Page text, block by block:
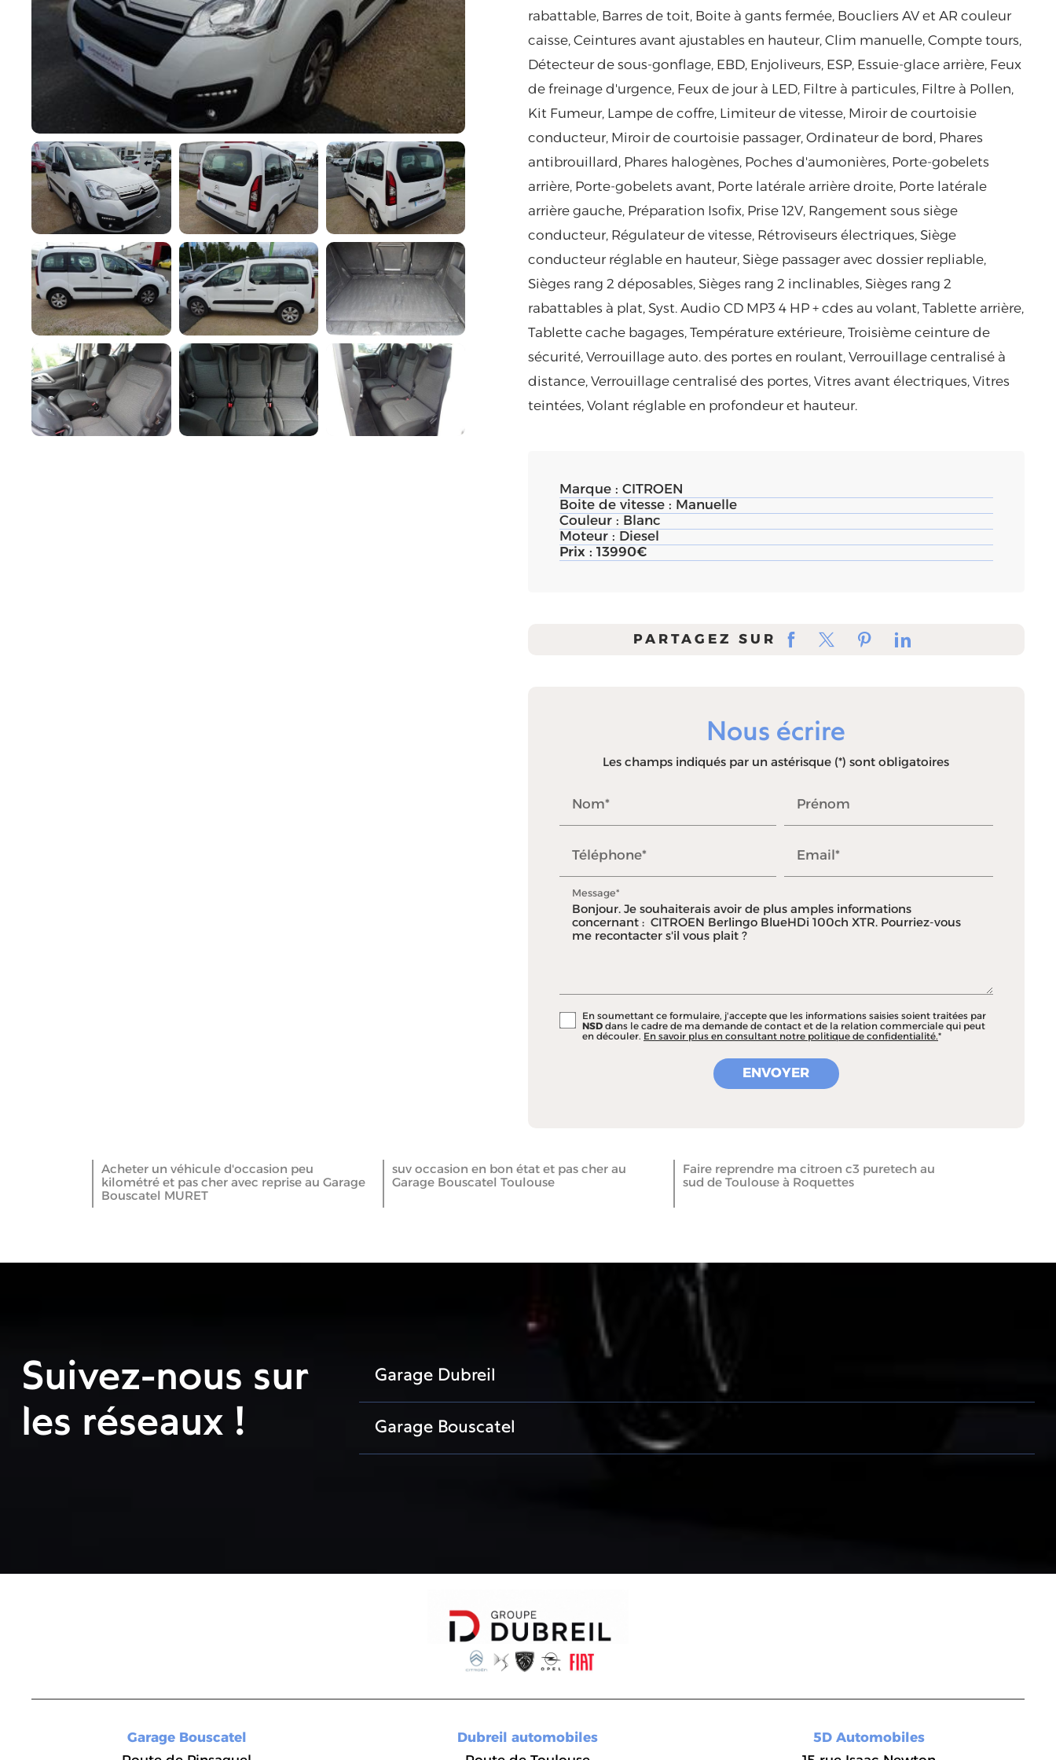
rabattable, Barres de toit, Boite à gants fermée, Boucliers AV et AR couleur
caisse, Ceintures avant ajustables en hauteur, Clim manuelle, Compte tours,
Détecteur de sous-gonflage, EBD, Enjoliveurs, ESP, Essuie-glace arrière, Feux
de freinage d'urgence, Feux de jour à LED, Filtre à particules, Filtre à Pollen,
Kit Fumeur, Lampe de coffre, Limiteur de vitesse, Miroir de courtoisie
conducteur, Miroir de courtoisie passager, Ordinateur de bord, Phares
antibrouillard, Phares halogènes, Poches d'aumonières, Porte-gobelets
arrière, Porte-gobelets avant, Porte latérale arrière droite, Porte latérale
arrière gauche, Préparation Isofix, Prise 12V, Rangement sous siège
conducteur, Régulateur de vitesse, Rétroviseurs électriques, Siège
conducteur réglable en hauteur, Siège passager avec dossier repliable,
Sièges rang 2 déposables, Sièges rang 2 inclinables, Sièges rang 2
rabattables à plat, Syst. Audio CD MP3 4 HP + cdes au volant, Tablette arrière,
Tablette cache bagages, Température extérieure, Troisième ceinture de
sécurité, Verrouillage auto. des portes en roulant, Verrouillage centralisé à
distance, Verrouillage centralisé des portes, Vitres avant électriques, Vitres
teintées, Volant réglable en profondeur et hauteur.
Marque : CITROEN
Prix : 13990€
Boite de vitesse : Manuelle
Couleur : Blanc
Moteur : Diesel
PARTAGEZ SUR
Nous écrire
Les champs indiqués par un astérisque (*) sont obligatoires
Nom* Prénom
Téléphone* Email*
Message*
En soumettant ce formulaire, j'accepte que les informations saisies soient traitées par
NSD dans le cadre de ma demande de contact et de la relation commerciale qui peut
en découler. En savoir plus en consultant notre politique de confidentialité.*
Acheter un véhicule d'occasion peu
kilométré et pas cher avec reprise au Garage
Bouscatel MURET
suv occasion en bon état et pas cher au
Garage Bouscatel Toulouse
Faire reprendre ma citroen c3 puretech au
sud de Toulouse à Roquettes
Suivez-nous sur
les réseaux !
Garage Dubreil
Garage Bouscatel
Garage Bouscatel
Dubreil automobiles
5D Automobiles